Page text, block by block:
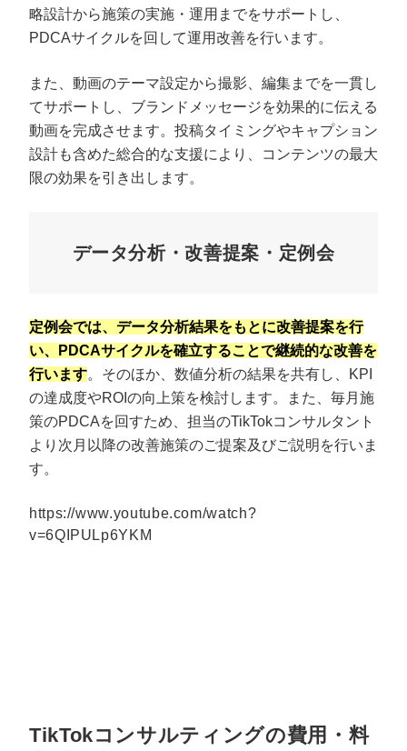
略設計から施策の実施・運用までをサポートし、
PDCAサイクルを回して運用改善を行います。
また、動画のテーマ設定から撮影、編集までを一貫し
てサポートし、ブランドメッセージを効果的に伝える
動画を完成させます。投稿タイミングやキャプション
設計も含めた総合的な支援により、コンテンツの最大
限の効果を引き出します。
データ分析・改善提案・定例会
定例会では、データ分析結果をもとに改善提案を行
い、PDCAサイクルを確立することで継続的な改善を
行います。そのほか、数値分析の結果を共有し、KPI
の達成度やROIの向上策を検討します。また、毎月施
策のPDCAを回すため、担当のTikTokコンサルタント
より次月以降の改善施策のご提案及びご説明を行いま
す。
https://www.youtube.com/watch?
v=6QIPULp6YKM
TikTokコンサルティングの費用・料